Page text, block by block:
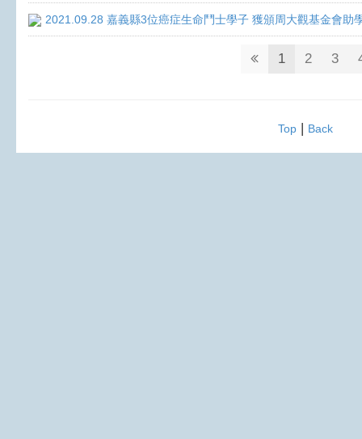
2021.09.28 嘉義縣3位癌症生命鬥士學子 獲頒周大觀基金會助
1 2 3
Top| Back